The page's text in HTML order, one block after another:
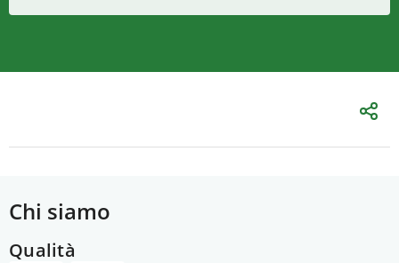
Chi siamo
Qualità